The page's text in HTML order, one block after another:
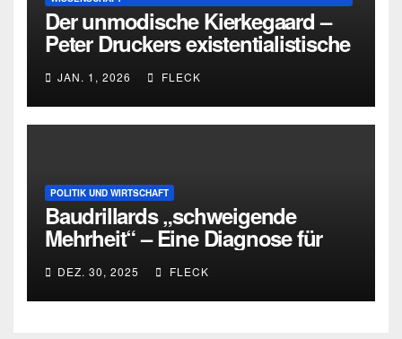
Der unmodische Kierkegaard –
Peter Druckers existentialistische
JAN. 1, 2026 FLECK
POLITIK UND WIRTSCHAFT
Baudrillards „schweigende
Mehrheit“ – Eine Diagnose für
DEZ. 30, 2025 FLECK